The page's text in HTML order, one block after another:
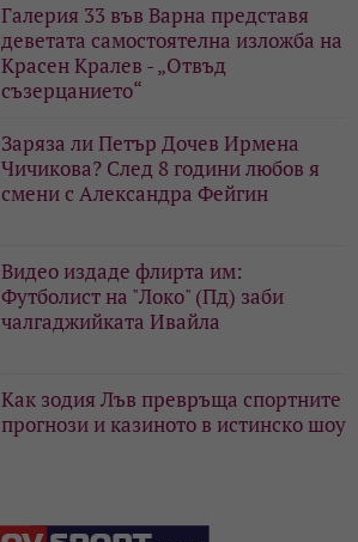
Галерия 33 във Варна представя
деветата самостоятелна изложба на
Красен Кралев - „Отвъд
съзерцанието“
Заряза ли Петър Дочев Ирмена
Чичикова? След 8 години любов я
смени с Александра Фейгин
Видео издаде флирта им:
Футболист на "Локо" (Пд) заби
чалгаджийката Ивайла
Как зодия Лъв превръща спортните
прогнози и казиното в истинско шоу